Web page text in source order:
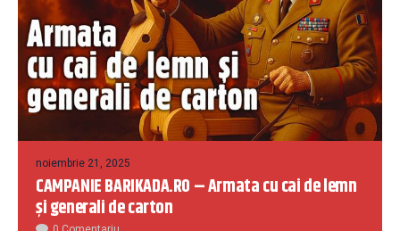
noiembrie 21, 2025
CAMPANIE BARIKADA.RO – Armata cu cai de lemn
și generali de carton